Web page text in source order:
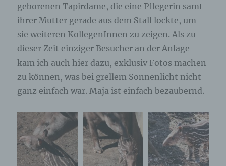
geborenen Tapirdame, die eine Pflegerin samt
ihrer Mutter gerade aus dem Stall lockte, um
sie weiteren KollegenInnen zu zeigen. Als zu
dieser Zeit einziger Besucher an der Anlage
kam ich auch hier dazu, exklusiv Fotos machen
zu können, was bei grellem Sonnenlicht nicht
ganz einfach war. Maja ist einfach bezaubernd.